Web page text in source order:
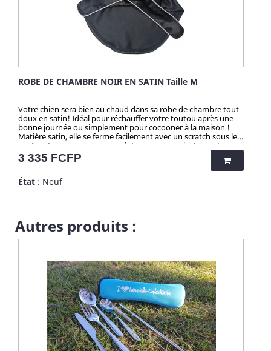
ROBE DE CHAMBRE NOIR EN SATIN Taille M
Votre chien sera bien au chaud dans sa robe de chambre tout
doux en satin! Idéal pour réchauffer votre toutou après une
bonne journée ou simplement pour cocooner à la maison !
Matière satin, elle se ferme facilement avec un scratch sous le
ventre et se noue avec une ceinture pour un ajustement
parfais. Pour cocooner à deux des tailles (Humain) son
disponible... Coloris : Noir, Blanc ou Rouge Lavage en machine
Prix
3 335 FCFP
État : Neuf
Autres produits :